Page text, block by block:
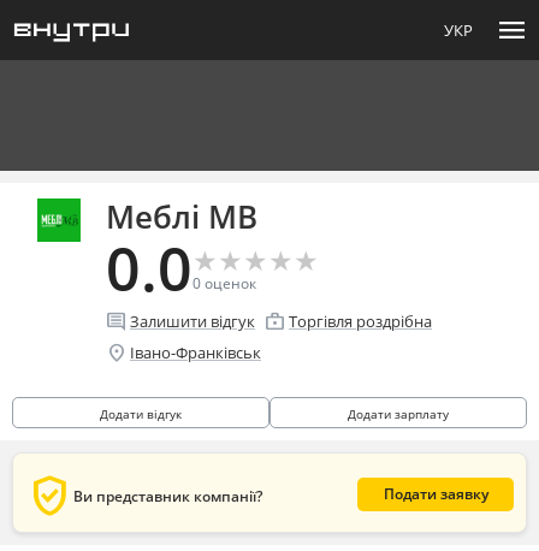
УКР menu
Меблі МВ
0.0★
★★
★★
★★
★★
★
0оценок
comment Залишити відгук enterprise Торгівля роздрібна
location_on Івано-Франківськ
Додати відгук Додати зарплату
verified_user Ви представник компанії? Подати заявку